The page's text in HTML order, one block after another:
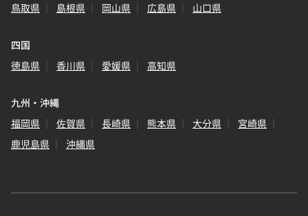
鳥取県
島根県 岡山県 広島県 山口県
四国
徳島県
香川県 愛媛県 高知県
九州・沖縄
福岡県
佐賀県 長崎県 熊本県 大分県
宮崎県
鹿児島県
沖縄県